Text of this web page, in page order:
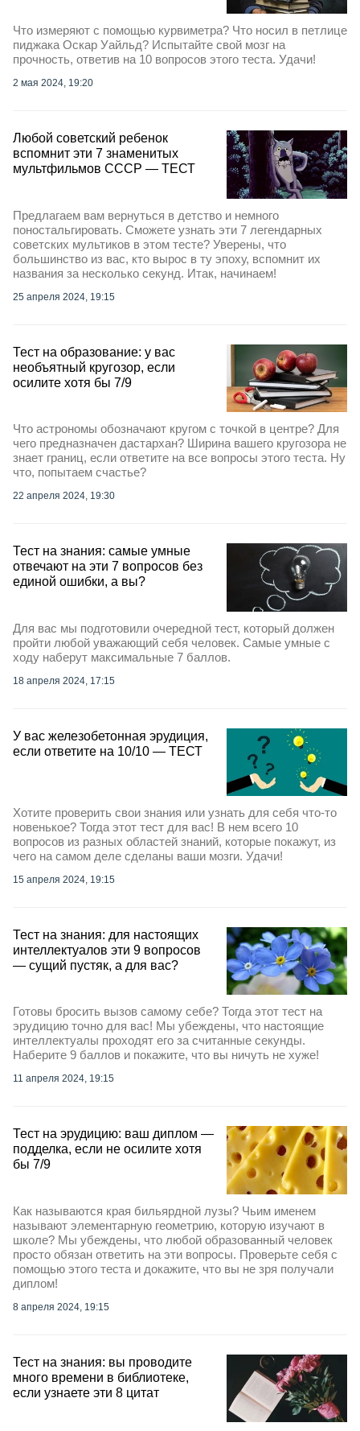
Что измеряют с помощью курвиметра? Что носил в петлице
пиджака Оскар Уайльд? Испытайте свой мозг на
прочность, ответив на 10 вопросов этого теста. Удачи!
2 мая 2024, 19:20
Любой советский ребенок
вспомнит эти 7 знаменитых
мультфильмов СССР — ТЕСТ
Предлагаем вам вернуться в детство и немного
поностальгировать. Сможете узнать эти 7 легендарных
советских мультиков в этом тесте? Уверены, что
большинство из вас, кто вырос в ту эпоху, вспомнит их
названия за несколько секунд. Итак, начинаем!
25 апреля 2024, 19:15
Тест на образование: у вас
необъятный кругозор, если
осилите хотя бы 7/9
Что астрономы обозначают кругом с точкой в центре? Для
чего предназначен дастархан? Ширина вашего кругозора не
знает границ, если ответите на все вопросы этого теста. Ну
что, попытаем счастье?
22 апреля 2024, 19:30
Тест на знания: самые умные
отвечают на эти 7 вопросов без
единой ошибки, а вы?
Для вас мы подготовили очередной тест, который должен
пройти любой уважающий себя человек. Самые умные с
ходу наберут максимальные 7 баллов.
18 апреля 2024, 17:15
У вас железобетонная эрудиция,
если ответите на 10/10 — ТЕСТ
Хотите проверить свои знания или узнать для себя что-то
новенькое? Тогда этот тест для вас! В нем всего 10
вопросов из разных областей знаний, которые покажут, из
чего на самом деле сделаны ваши мозги. Удачи!
15 апреля 2024, 19:15
Тест на знания: для настоящих
интеллектуалов эти 9 вопросов
— сущий пустяк, а для вас?
Готовы бросить вызов самому себе? Тогда этот тест на
эрудицию точно для вас! Мы убеждены, что настоящие
интеллектуалы проходят его за считанные секунды.
Наберите 9 баллов и покажите, что вы ничуть не хуже!
11 апреля 2024, 19:15
Тест на эрудицию: ваш диплом —
подделка, если не осилите хотя
бы 7/9
Как называются края бильярдной лузы? Чьим именем
называют элементарную геометрию, которую изучают в
школе? Мы убеждены, что любой образованный человек
просто обязан ответить на эти вопросы. Проверьте себя с
помощью этого теста и докажите, что вы не зря получали
диплом!
8 апреля 2024, 19:15
Тест на знания: вы проводите
много времени в библиотеке,
если узнаете эти 8 цитат